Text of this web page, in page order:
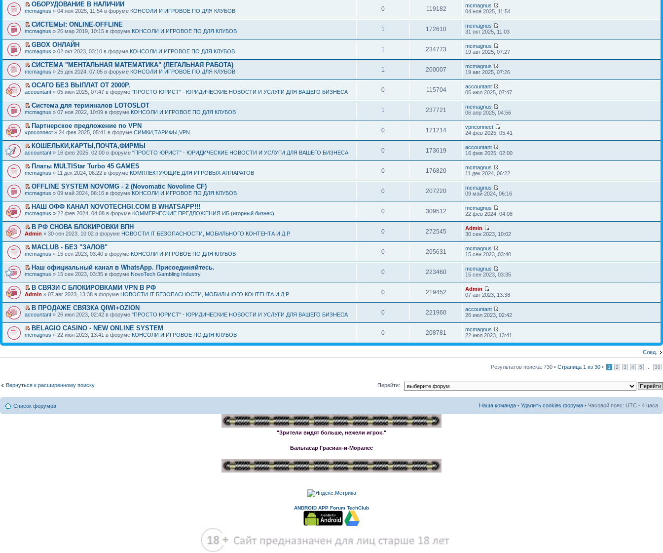
ОБОРУДОВАНИЕ В НАЛИЧИИ
mcmagnus » 04 ноя 2025, 11:54 в форуме КОНСОЛИ И ИГРОВОЕ ПО ДЛЯ КЛУБОВ 0 119182
mcmagnus
04 ноя 2025, 11:54
СИСТЕМЫ: ONLINE-OFFLINE
mcmagnus » 26 мар 2019, 10:15 в форуме КОНСОЛИ И ИГРОВОЕ ПО ДЛЯ КЛУБОВ 1 172610
mcmagnus
31 окт 2025, 11:03
GBOX ОНЛАЙН
mcmagnus » 02 окт 2023, 03:10 в форуме КОНСОЛИ И ИГРОВОЕ ПО ДЛЯ КЛУБОВ 1 234773
mcmagnus
19 авг 2025, 07:27
СИСТЕМА "МЕНТАЛЬНАЯ МАТЕМАТИКА" (ЛЕГАЛЬНАЯ РАБОТА)
mcmagnus » 25 дек 2024, 07:05 в форуме КОНСОЛИ И ИГРОВОЕ ПО ДЛЯ КЛУБОВ 1 200007
mcmagnus
19 авг 2025, 07:26
ОСАГО БЕЗ ВЫПЛАТ ОТ 2000Р.
accountant » 05 июл 2025, 07:47 в форуме "ПРОСТО ЮРИСТ" - ЮРИДИЧЕСКИЕ НОВОСТИ И УСЛУГИ ДЛЯ ВАШЕГО БИЗНЕСА 0 115704
accountant
05 июл 2025, 07:47
Система для терминалов LOTOSLOT
mcmagnus » 07 ноя 2022, 10:09 в форуме КОНСОЛИ И ИГРОВОЕ ПО ДЛЯ КЛУБОВ 1 237721
mcmagnus
06 апр 2025, 04:56
Партнерское предложение по VPN
vpnconnect » 24 фев 2025, 05:41 в форуме СИМКИ,ТАРИФЫ,VPN 0 171214
vpnconnect
24 фев 2025, 05:41
КОШЕЛЬКИ,КАРТЫ,ПОЧТА,ФИРМЫ
accountant » 16 фев 2025, 02:00 в форуме "ПРОСТО ЮРИСТ" - ЮРИДИЧЕСКИЕ НОВОСТИ И УСЛУГИ ДЛЯ ВАШЕГО БИЗНЕСА 0 173619
accountant
16 фев 2025, 02:00
Платы MULTIStar Turbo 45 GAMES
mcmagnus » 11 дек 2024, 06:22 в форуме КОМПЛЕКТУЮЩИЕ ДЛЯ ИГРОВЫХ АППАРАТОВ 0 176820
mcmagnus
11 дек 2024, 06:22
OFFLINE SYSTEM NOVOMG - 2 (Novomatic Novoline CF)
mcmagnus » 09 май 2024, 06:16 в форуме КОНСОЛИ И ИГРОВОЕ ПО ДЛЯ КЛУБОВ 0 207220
mcmagnus
09 май 2024, 06:16
НАШ ОФФ КАНАЛ NOVOTECHGI.COM В WHATSAPP!!!
mcmagnus » 22 фев 2024, 04:08 в форуме КОММЕРЧЕСКИЕ ПРЕДЛОЖЕНИЯ ИБ (игорный бизнес) 0 309512
mcmagnus
22 фев 2024, 04:08
В РФ СНОВА БЛОКИРОВКИ ВПН
Admin » 30 сен 2023, 10:02 в форуме НОВОСТИ IT БЕЗОПАСНОСТИ, МОБИЛЬНОГО КОНТЕНТА И Д.Р. 0 272545
Admin
30 сен 2023, 10:02
MACLUB - БЕЗ "ЗАЛОВ"
mcmagnus » 15 сен 2023, 03:40 в форуме КОНСОЛИ И ИГРОВОЕ ПО ДЛЯ КЛУБОВ 0 205631
mcmagnus
15 сен 2023, 03:40
Наш официальный канал в WhatsApp. Присоединяйтесь.
mcmagnus » 15 сен 2023, 03:35 в форуме NovoTech Gambling Industry 0 223460
mcmagnus
15 сен 2023, 03:35
В СВЯЗИ С БЛОКИРОВКАМИ VPN В РФ
Admin » 07 авг 2023, 13:38 в форуме НОВОСТИ IT БЕЗОПАСНОСТИ, МОБИЛЬНОГО КОНТЕНТА И Д.Р. 0 219452
Admin
07 авг 2023, 13:38
В ПРОДАЖЕ СВЯЗКА QIWI+OZION
accountant » 26 июл 2023, 02:42 в форуме "ПРОСТО ЮРИСТ" - ЮРИДИЧЕСКИЕ НОВОСТИ И УСЛУГИ ДЛЯ ВАШЕГО БИЗНЕСА 0 221960
accountant
26 июл 2023, 02:42
BELAGIO CASINO - NEW ONLINE SYSTEM
mcmagnus » 22 июл 2023, 13:41 в форуме КОНСОЛИ И ИГРОВОЕ ПО ДЛЯ КЛУБОВ 0 208781
mcmagnus
22 июл 2023, 13:41
След.
Результатов поиска: 730 • Страница 1 из 30 • 1 2 3 4 5 30
Вернуться к расширенному поиску Перейти:
Список форумов Наша команда • Удалить cookies форума • Часовой пояс: UTC - 4 часа
"Зрители видят больше, нежели игрок."
Бальтасар Грасиан-и-Моралес
ANDROID APP Forum TechClub